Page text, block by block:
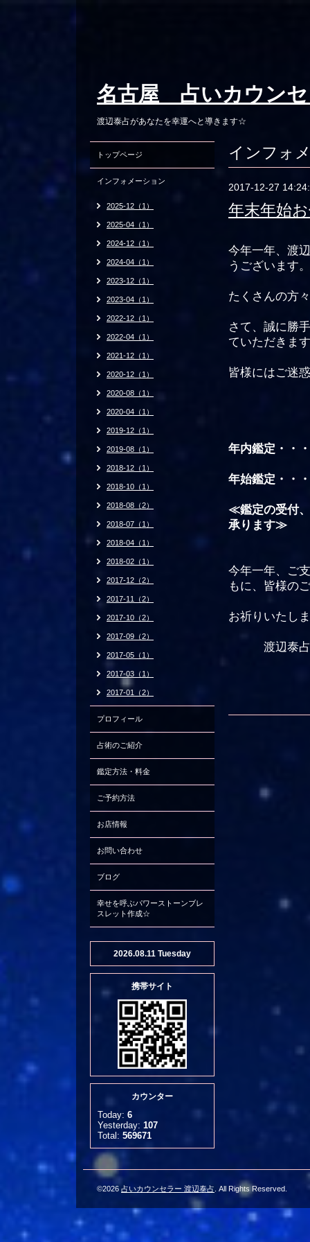
名古屋 占いカウンセ
渡辺泰占があなたを幸運へと導きます☆
インフォ
2017-12-27
年末年始
今年一年、渡
うございます。
たくさんの方
さて、誠に勝
ていただきま
皆様にはご迷
年内鑑定・・
年始鑑定・・
≪鑑定の受付
承ります≫
今年一年、ご
もに、皆様の
お祈りいたし
渡辺泰占
トップページ
インフォメーション
2025-12（1）
2025-04（1）
2024-12（1）
2024-04（1）
2023-12（1）
2023-04（1）
2022-12（1）
2022-04（1）
2021-12（1）
2020-12（1）
2020-08（1）
2020-04（1）
2019-12（1）
2019-08（1）
2018-12（1）
2018-10（1）
2018-08（2）
2018-07（1）
2018-04（1）
2018-02（1）
2017-12（2）
2017-11（2）
2017-10（2）
2017-09（2）
2017-05（1）
2017-03（1）
2017-01（2）
プロフィール
占術のご紹介
鑑定方法・料金
ご予約方法
お店情報
お問い合わせ
ブログ
幸せを呼ぶパワーストーンブレ
スレット作成☆
2026.08.11 Tuesday
携帯サイト
カウンター
Today: 6
Yesterday: 107
Total: 569671
©2026 占いカウンセラー 渡辺泰占 . All Rights Reserved.